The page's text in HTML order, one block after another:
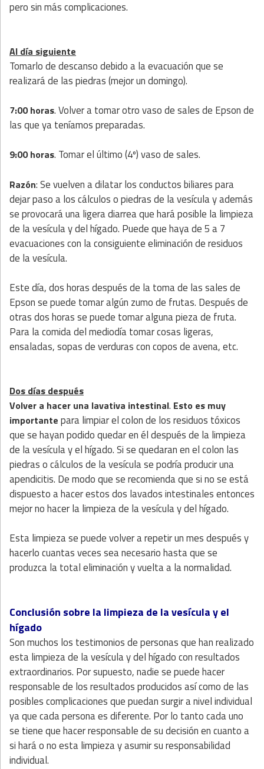
pero sin más complicaciones.
Al día siguiente
Tomarlo de descanso debido a la evacuación que se
realizará de las piedras (mejor un domingo).
7:00 horas. Volver a tomar otro vaso de sales de Epson de
las que ya teníamos preparadas.
9:00 horas. Tomar el último (4º) vaso de sales.
Razón: Se vuelven a dilatar los conductos biliares para
dejar paso a los cálculos o piedras de la vesícula y además
se provocará una ligera diarrea que hará posible la limpieza
de la vesícula y del hígado. Puede que haya de 5 a 7
evacuaciones con la consiguiente eliminación de residuos
de la vesícula.
Este día, dos horas después de la toma de las sales de
Epson se puede tomar algún zumo de frutas. Después de
otras dos horas se puede tomar alguna pieza de fruta.
Para la comida del mediodía tomar cosas ligeras,
ensaladas, sopas de verduras con copos de avena, etc.
Dos días después
Volver a hacer una lavativa intestinal. Esto es muy
importante para limpiar el colon de los residuos tóxicos
que se hayan podido quedar en él después de la limpieza
de la vesícula y el hígado. Si se quedaran en el colon las
piedras o cálculos de la vesícula se podría producir una
apendicitis. De modo que se recomienda que si no se está
dispuesto a hacer estos dos lavados intestinales entonces
mejor no hacer la limpieza de la vesícula y del hígado.
Esta limpieza se puede volver a repetir un mes después y
hacerlo cuantas veces sea necesario hasta que se
produzca la total eliminación y vuelta a la normalidad.
Conclusión sobre la limpieza de la vesícula y el
hígado
Son muchos los testimonios de personas que han realizado
esta limpieza de la vesícula y del hígado con resultados
extraordinarios. Por supuesto, nadie se puede hacer
responsable de los resultados producidos así como de las
posibles complicaciones que puedan surgir a nivel individual
ya que cada persona es diferente. Por lo tanto cada uno
se tiene que hacer responsable de su decisión en cuanto a
si hará o no esta limpieza y asumir su responsabilidad
individual.